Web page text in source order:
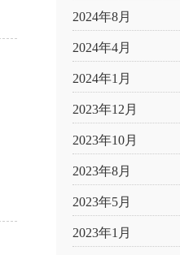
2024年8月
2024年4月
2024年1月
2023年12月
2023年10月
2023年8月
2023年5月
2023年1月